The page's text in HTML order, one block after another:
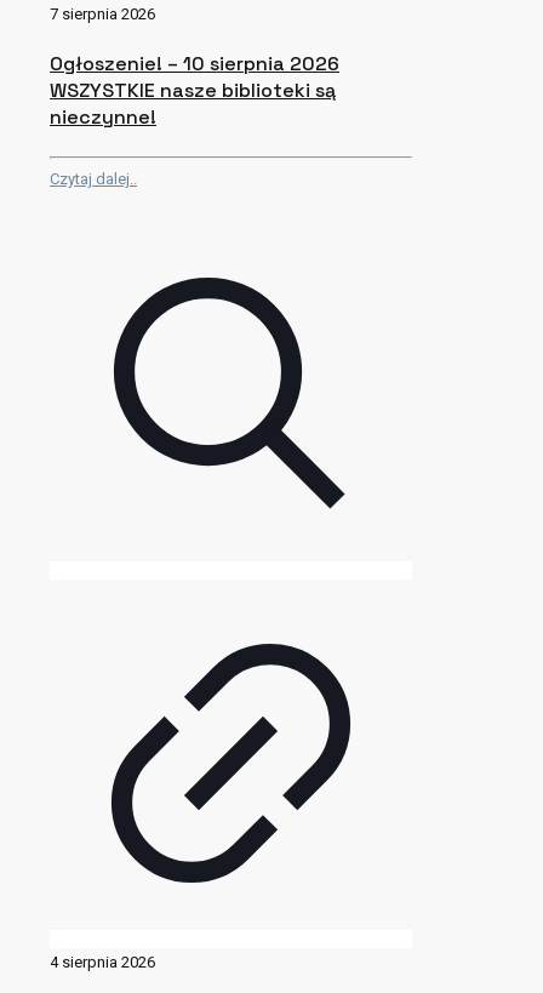
7 sierpnia 2026
Ogłoszenie! – 10 sierpnia 2026
WSZYSTKIE nasze biblioteki są
nieczynne!
Czytaj dalej..
4 sierpnia 2026